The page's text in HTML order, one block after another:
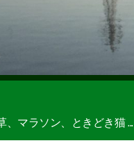
マラソン、ときどき猫 ...